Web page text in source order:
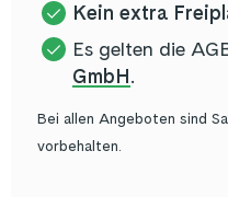
Kein extra
Es gelten die
GmbH.
Bei allen Angeboten sind
vorbehalten.